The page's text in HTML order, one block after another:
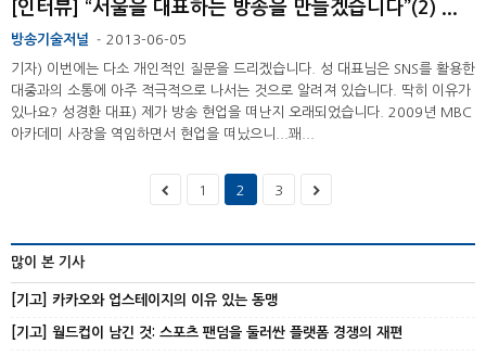
[인터뷰] “서울을 대표하는 방송을 만들겠습니다”(2) ...
방송기술저널 - 2013-06-05
기자) 이번에는 다소 개인적인 질문을 드리겠습니다. 성 대표님은 SNS를 활용한
대중과의 소통에 아주 적극적으로 나서는 것으로 알려져 있습니다. 딱히 이유가
있나요? 성경환 대표) 제가 방송 현업을 떠난지 오래되었습니다. 2009년 MBC
아카데미 사장을 역임하면서 현업을 떠났으니...꽤...
1 2 3
많이 본 기사
[기고] 카카오와 업스테이지의 이유 있는 동맹
[기고] 월드컵이 남긴 것: 스포츠 팬덤을 둘러싼 플랫폼 경쟁의 재편